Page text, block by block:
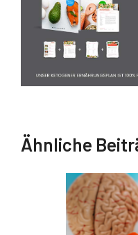
Ähnliche